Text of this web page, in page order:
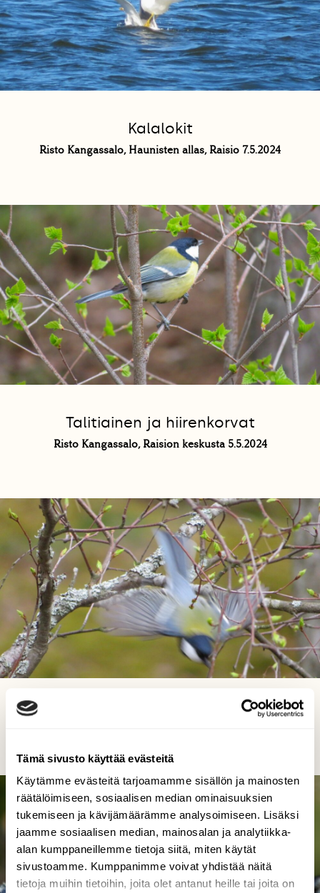
Tämä sivusto käyttää evästeitä
Käytämme evästeitä tarjoamamme sisällön ja mainosten
räätälöimiseen, sosiaalisen median ominaisuuksien
tukemiseen ja kävijämäärämme analysoimiseen. Lisäksi
jaamme sosiaalisen median, mainosalan ja analytiikka-
alan kumppaneillemme tietoja siitä, miten käytät
sivustoamme. Kumppanimme voivat yhdistää näitä
tietoja muihin tietoihin, joita olet antanut heille tai joita on
Kalalokit
Risto Kangassalo, Haunisten allas, Raisio 7.5.2024
Talitiainen ja hiirenkorvat
Risto Kangassalo, Raision keskusta 5.5.2024